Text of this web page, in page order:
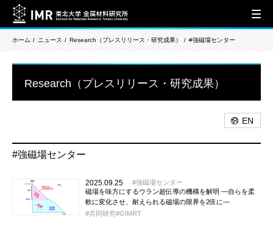
ホーム ニュース Research（プレスリリース・研究成果） #強磁場センター
Research（プレスリリース・研究成果）
EN
#強磁場センター
2025.09.25
強磁場センター
磁場を味方にするウラン超伝導の機構を解明 ―自らを柔
軟に変化させ、耐えられる磁場の限界を2倍に―
共同研究 GIMRT